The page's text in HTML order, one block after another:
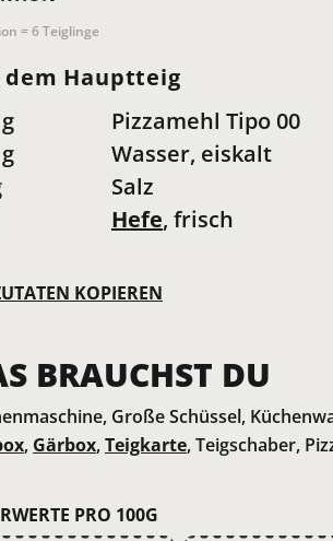
= 6 Teiglinge
dem Hauptteig
g
Pizzamehl Tipo 00
g
Wasser, eiskalt
Salz
Hefe, frisch
KOPIEREN
BRAUCHST DU
Große Schüssel,
, Gärbox,Teigkarte, Teigschaber,
PRO 100G